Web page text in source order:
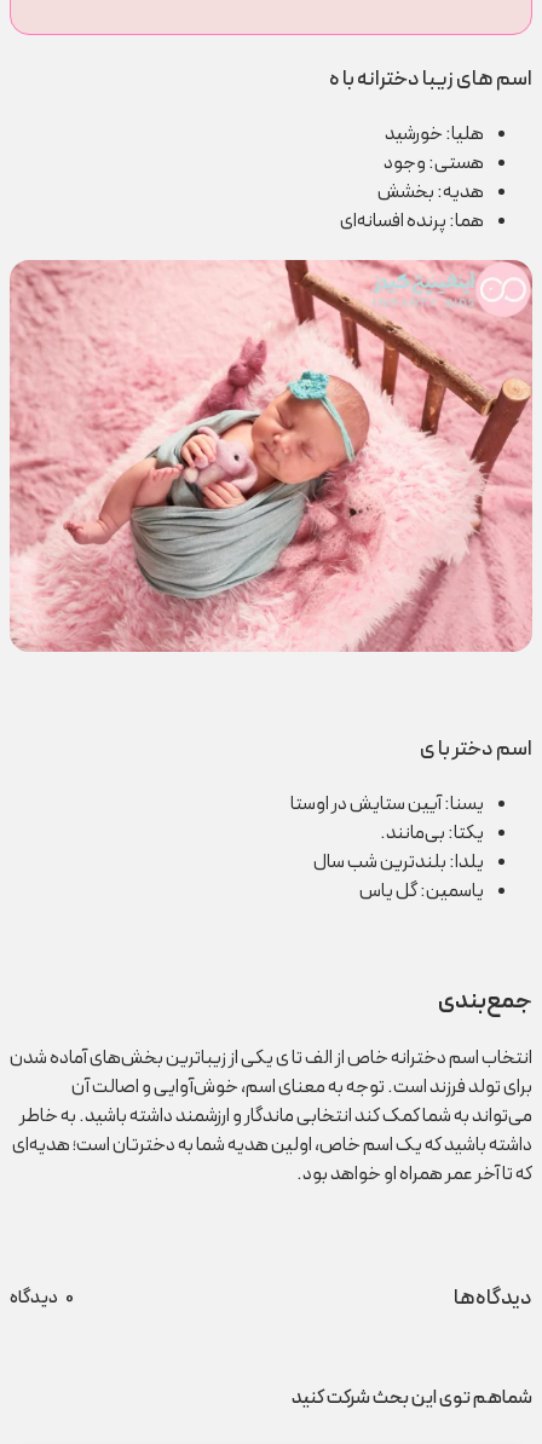
اسم های زیبا دخترانه با ه
هلیا: خورشید
هستی: وجود
هدیه: بخشش
هما: پرنده افسانه‌ای
اسم دختر با ی
یسنا: آیین ستایش در اوستا
یکتا: بی‌مانند.
یلدا: بلندترین شب سال
یاسمین: گل یاس
جمع‌بندی
انتخاب اسم دخترانه خاص از الف تا ی یکی از زیباترین بخش‌های آماده شدن
برای تولد فرزند است. توجه به معنای اسم، خوش‌آوایی و اصالت آن
می‌تواند به شما کمک کند انتخابی ماندگار و ارزشمند داشته باشید. به خاطر
داشته باشید که یک اسم خاص، اولین هدیه شما به دخترتان است؛ هدیه‌ای
که تا آخر عمر همراه او خواهد بود.
دیدگاه‌ها 0 دیدگاه
شماهم توی این بحث شرکت کنید